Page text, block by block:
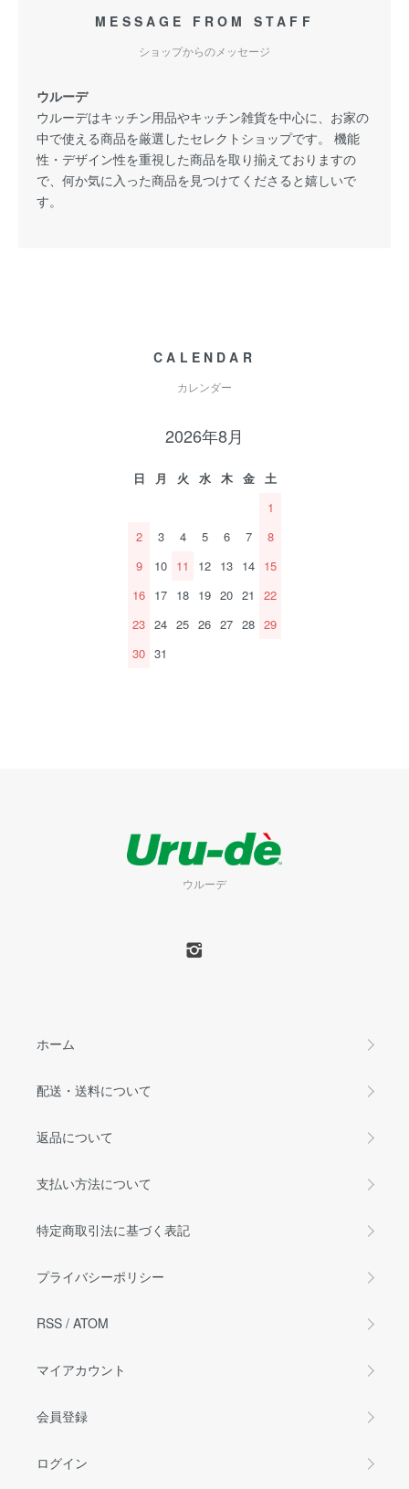
MESSAGE FROM STAFF
ショップからのメッセージ
ウルーデ
ウルーデはキッチン用品やキッチン雑貨を中心に、お家の
中で使える商品を厳選したセレクトショップです。 機能
性・デザイン性を重視した商品を取り揃えておりますの
で、何か気に入った商品を見つけてくださると嬉しいで
す。
CALENDAR
カレンダー
2026年8月
日 月 火 水 木 金
土
1
2
3 4 5 6 7
8
9
10 11 12 13 14 15
16 17 18 19 20 21
22
23 24 25 26 27 28 29
30 31
ウルーデ
ホーム
配送・送料について
返品について
支払い方法について
特定商取引法に基づく表記
プライバシーポリシー
RSS / ATOM
マイアカウント
会員登録
ログイン